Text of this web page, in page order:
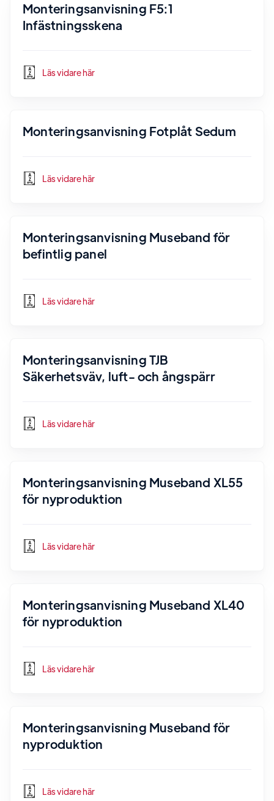
Monteringsanvisning F5:1
Infästningsskena
Läs vidare här
Monteringsanvisning Fotplåt Sedum
Läs vidare här
Monteringsanvisning Museband för
befintlig panel
Läs vidare här
Monteringsanvisning TJB
Säkerhetsväv, luft- och ångspärr
Läs vidare här
Monteringsanvisning Museband XL55
för nyproduktion
Läs vidare här
Monteringsanvisning Museband XL40
för nyproduktion
Läs vidare här
Monteringsanvisning Museband för
nyproduktion
Läs vidare här